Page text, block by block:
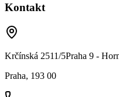
Kontakt
Krčínská 2511/5Praha 9 -
Praha, 193 00